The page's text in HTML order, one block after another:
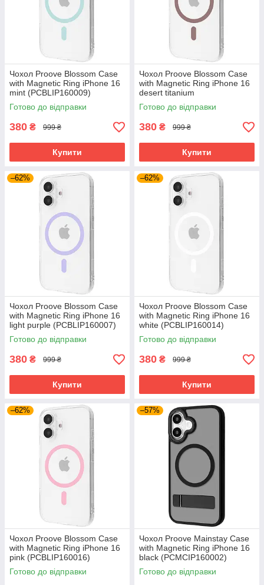
Чохол Proove Blossom Case
with Magnetic Ring iPhone 16
mint (PCBLIP160009)
Готово до відправки
380 ₴ 999 ₴
Купити
Чохол Proove Blossom Case
with Magnetic Ring iPhone 16
desert titanium
(PCBLIP160033)
Готово до відправки
380 ₴ 999 ₴
Купити
–62%
Чохол Proove Blossom Case
with Magnetic Ring iPhone 16
light purple (PCBLIP160007)
Готово до відправки
380 ₴ 999 ₴
Купити
–62%
Чохол Proove Blossom Case
with Magnetic Ring iPhone 16
white (PCBLIP160014)
Готово до відправки
380 ₴ 999 ₴
Купити
–62%
Чохол Proove Blossom Case
with Magnetic Ring iPhone 16
pink (PCBLIP160016)
Готово до відправки
–57%
Чохол Proove Mainstay Case
with Magnetic Ring iPhone 16
black (PCMCIP160002)
Готово до відправки